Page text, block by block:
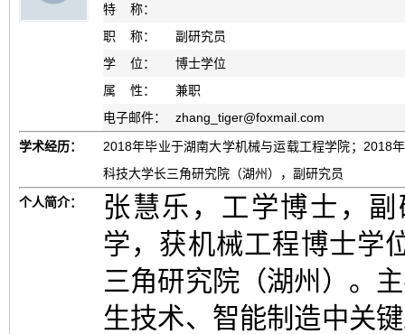
特 称：
职 称：
副研究员
学 位：
博士学位
属 性：
兼职
电子邮件：
zhang_tiger@foxmail.com
学术经历：
2018年毕业于湖南大学机械与运载工程学院；2018
科技大学长三角研究院（湖州），副研究员
个人简介：
张慧乐，工学博士，
学，获机械工程博士学
三角研究院（湖州）。
生技术、智能制造中关